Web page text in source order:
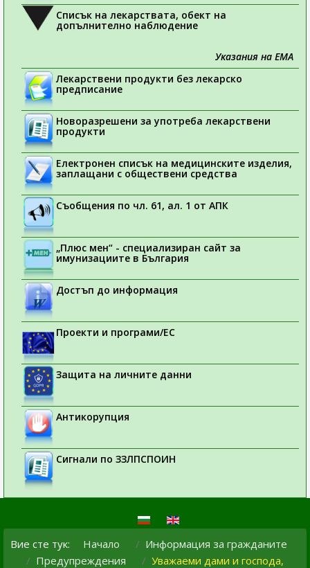
Списък на лекарствата, обект на
допълнително наблюдение
Указания на ЕМА
Лекарствени продукти без лекарско
предписание
Новоразрешени за употреба лекарствени
продукти
Електронен списък на медицинските изделия,
заплащани с обществени средства
Съобщения по чл. 61, ал. 1 от АПК
„Плюс мен“ - специализиран сайт за
имунизациите в България
Достъп до информация
Проекти и програми/ЕС
Защита на личните данни
Антикорупция
Сигнали по ЗЗЛПСПОИН
Вие сте тук: Начало
Информация за гражданите
Предупреждения
Уважаеми дами и господа,